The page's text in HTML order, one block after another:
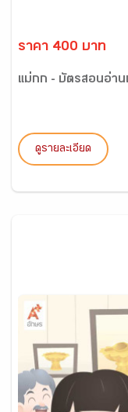
ราคา 400 บาท
แม่กก - บัตรสอนอ่าน
ดูรายละเอียด